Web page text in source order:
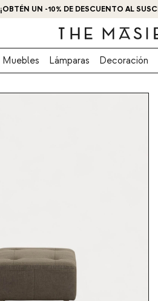
¡OBTÉN UN -10% DE DESCUENTO AL
Muebles Lámparas Decoración